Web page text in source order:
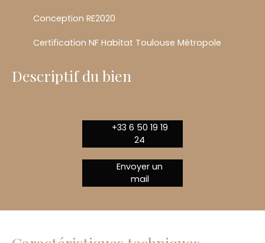
Conception RE2020
Certification NF Habitat Toulouse Métropole
Descriptif du bien
+33 6 50 19 19
24
Envoyer un
mail